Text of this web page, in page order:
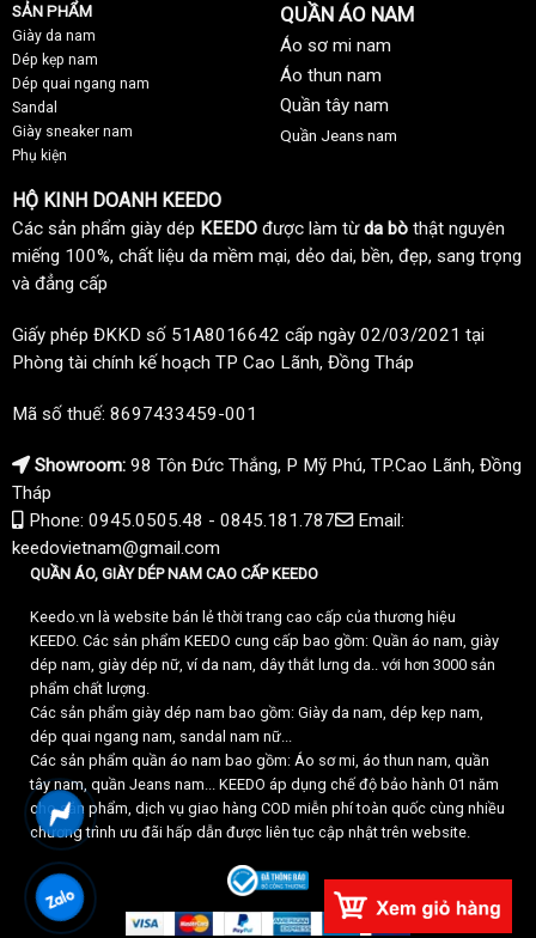
SẢN PHẨM
Giày da nam
Dép kẹp nam
Dép quai ngang nam
Sandal
Giày sneaker nam
Phụ kiện
QUẦN ÁO NAM
Áo sơ mi nam
Áo thun nam
Quần tây nam
Quần Jeans nam
HỘ KINH DOANH KEEDO
Các sản phẩm giày dép KEEDO được làm từda bò thật nguyên
miếng 100%, chất liệu da mềm mại, dẻo dai, bền, đẹp, sang trọng
và đẳng cấp
Giấy phép ĐKKD số 51A8016642 cấp ngày 02/03/2021 tại
Phòng tài chính kế hoạch TP Cao Lãnh, Đồng Tháp
Mã số thuế: 8697433459-001
Showroom: 98 Tôn Đức Thắng, P Mỹ Phú, TP.Cao Lãnh, Đồng
Tháp
Phone: 0945.0505.48 - 0845.181.787
Email:
keedovietnam@gmail.com
QUẦN ÁO, GIÀY DÉP NAM CAO CẤP KEEDO
Keedo.vn là website bán lẻ thời trang cao cấp của thương hiệu
KEEDO. Các sản phẩm KEEDO cung cấp bao gồm: Quần áo nam, giày
dép nam, giày dép nữ, ví da nam, dây thắt lưng da.. với hơn 3000 sản
phẩm chất lượng.
Các sản phẩm giày dép nam bao gồm: Giày da nam, dép kẹp nam,
dép quai ngang nam, sandal nam nữ...
Các sản phẩm quần áo nam bao gồm: Áo sơ mi, áo thun nam, quần
tây nam, quần Jeans nam... KEEDO áp dụng chế độ bảo hành 01 năm
cho sản phẩm, dịch vụ giao hàng COD miễn phí toàn quốc cùng nhiều
chương trình ưu đãi hấp dẫn được liên tục cập nhật trên website.